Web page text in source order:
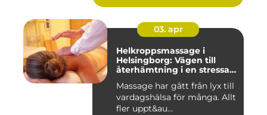
03. apr
Helkroppsmassage i
Helsingborg: Vägen till
återhämtning i en stressad
Massage har gått från lyx till
vardagshälsa för många. Allt
fler uppt&au...